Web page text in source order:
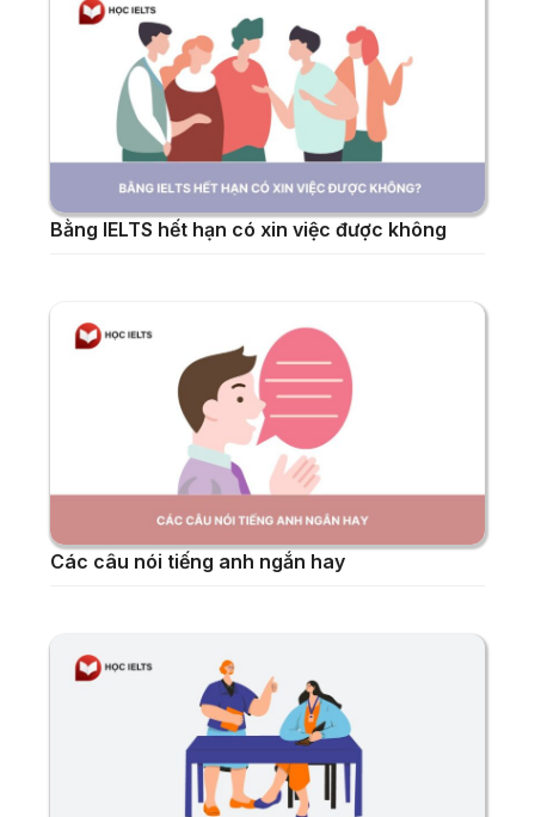
Bằng IELTS hết hạn có xin việc được không
Các câu nói tiếng anh ngắn hay